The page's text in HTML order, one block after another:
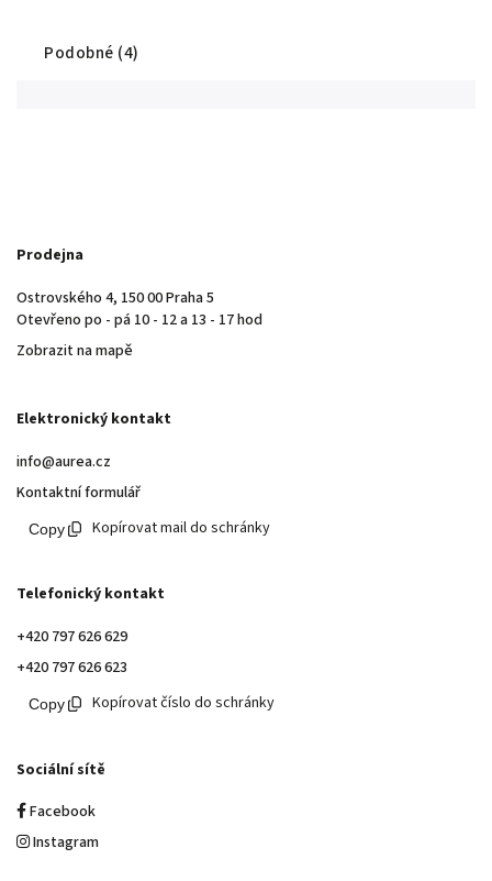
Podobné (4)
Prodejna
Ostrovského 4, 150 00 Praha 5
Otevřeno po - pá 10 - 12 a 13 - 17 hod
Zobrazit na mapě
Elektronický kontakt
info@aurea.cz
Kontaktní formulář
Kopírovat mail do schránky
Telefonický kontakt
+420 797 626 629
+420 797 626 623
Kopírovat číslo do schránky
Sociální sítě
Facebook
Instagram